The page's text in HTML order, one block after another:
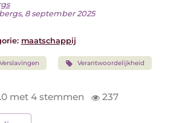
8 september 2025
maatschappij
Verslavingen Verantwoordelijkheid
met 4 stemmen 237